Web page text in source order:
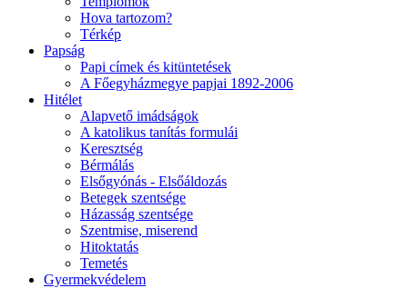
Hova tartozom?
Térkép
Papság
Papi címek és kitüntetések
A Főegyházmegye papjai 1892-2006
Hitélet
Alapvető imádságok
A katolikus tanítás formulái
Keresztség
Bérmálás
Elsőgyónás - Elsőáldozás
Betegek szentsége
Házasság szentsége
Szentmise, miserend
Hitoktatás
Temetés
Gyermekvédelem